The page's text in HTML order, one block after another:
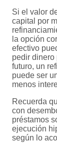
Si el valor
capital por
la opción
efectivo
pedir dinero
futuro, un
puede ser
menos
Recuerda
con
préstamos
ejecución
según lo